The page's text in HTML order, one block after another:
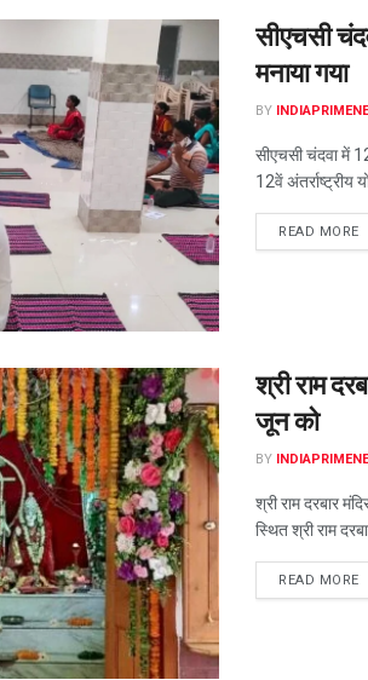
सीएचसी
मनाया गया
BY
सीएचसी चंदवा में
12वें अंतर्राष्ट्रीय
READ MORE
श्री राम
जून को
BY
श्री राम दरबार
स्थित श्री राम
READ MORE